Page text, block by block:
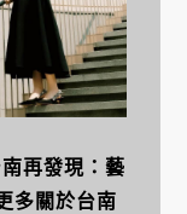
再發現：藝
多關於台南